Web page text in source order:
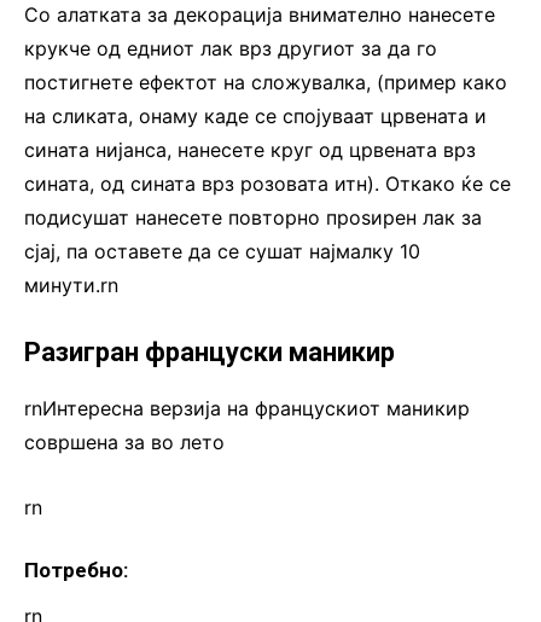
Со алатката за декорација внимателно нанесете
крукче од едниот лак врз другиот за да го
постигнете ефектот на сложувалка, (пример како
на сликата, онаму каде се спојуваат црвената и
сината нијанса, нанесете круг од црвената врз
сината, од сината врз розовата итн). Откако ќе се
подисушат нанесете повторно проѕирен лак за
сјај, па оставете да се сушат најмалку 10
минути.rn
Разигран француски маникир
rnИнтересна верзија на францускиот маникир
совршена за во лето
rn
Потребно:
rn